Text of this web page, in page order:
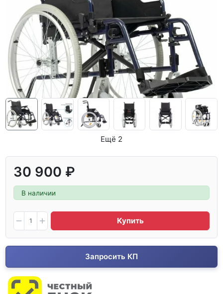
Ещё 2
30 900 ₽
В наличии
Купить
Запросить КП